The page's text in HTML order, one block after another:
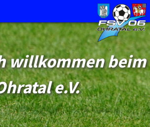
willkommen beim
e.V.